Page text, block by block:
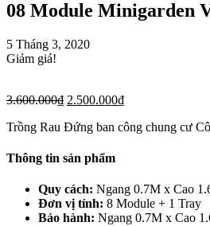
08 Module Minigarden
5 Tháng 3, 2020
Giảm giá!
3.600.000₫ 2.500.000₫
Trồng Rau Đứng ban công chung cư
Thông tin sản phẩm
Quy cách: Ngang 0.7M x Cao
Đơn vị tính: 8 Module + 1 Tray
Bảo hành: Ngang 0.7M x Cao